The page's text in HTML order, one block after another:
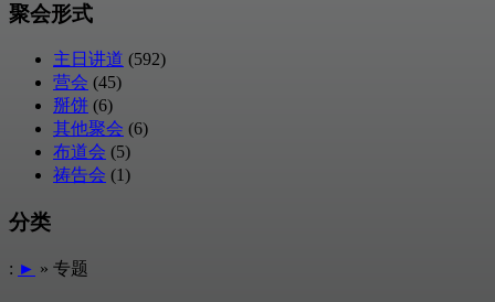
聚会形式
主日讲道 (592)
营会 (45)
掰饼 (6)
其他聚会 (6)
布道会 (5)
祷告会 (1)
分类
: ► » 专题